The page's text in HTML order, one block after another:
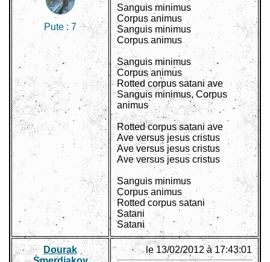
Pute : 7
Sanguis minimus
Corpus animus
Sanguis minimus
Corpus animus
Sanguis minimus
Corpus animus
Rotted corpus satani ave
Sanguis minimus, Corpus
animus
Rotted corpus satani ave
Ave versus jesus cristus
Ave versus jesus cristus
Ave versus jesus cristus
Sanguis minimus
Corpus animus
Rotted corpus satani
Satani
Satani
Dourak
le 13/02/2012 à 17:43:01